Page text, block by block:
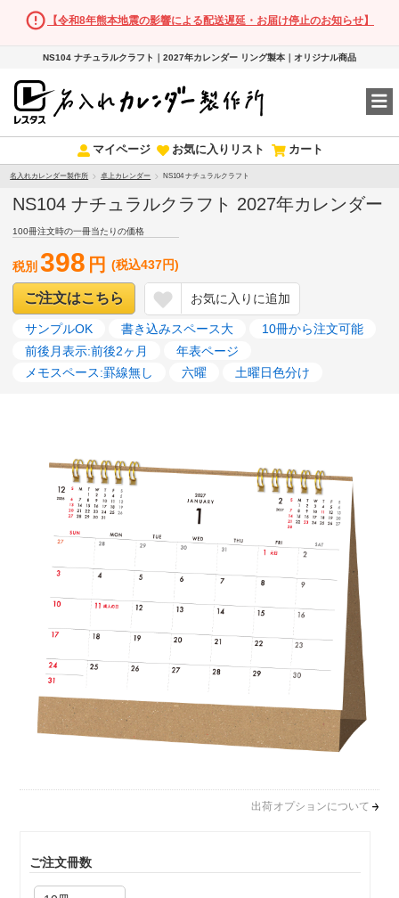
【令和8年熊本地震の影響による配送遅延・お届け停止のお知らせ】
NS104 ナチュラルクラフト｜2027年カレンダー リング製本｜オリジナル商品
マイページ お気に入りリスト カート
名入れカレンダー製作所 卓上カレンダー NS104 ナチュラルクラフト
NS104 ナチュラルクラフト 2027年カレンダー
100冊注文時の一冊当たりの価格
税別398 円 (税込437円)
ご注文はこちら お気に入りに追加
サンプルOK 書き込みスペース大
10冊から注文可能
前後月表示:前後2ヶ月
年表ページ
メモスペース:罫線無し
六曜 土曜日色分け
出荷オプションについて
ご注文冊数